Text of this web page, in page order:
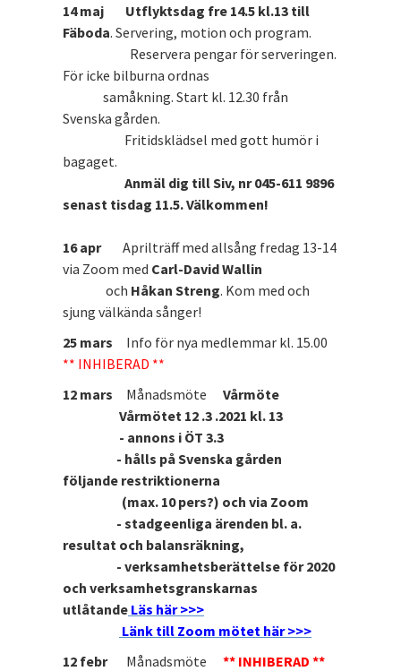
14 maj
Utflyktsdag fre 14.5 kl.13 till
Fäboda. Servering, motion och program.
Reservera pengar för serveringen.
För icke bilburna ordnas
samåkning. Start kl. 12.30 från
Svenska gården.
Fritidsklädsel med gott humör i
bagaget.
Anmäl dig till Siv, nr 045-611 9896
senast tisdag 11.5. Välkommen!
16 apr
Aprilträff med allsång fredag 13-14
via Zoom med Carl-David Wallin
och Håkan Streng. Kom med och
sjung välkända sånger!
25 mars
Info för nya medlemmar kl. 15.00
** INHIBERAD **
12 mars
Månadsmöte Vårmöte
Vårmötet 12 .3 .2021 kl. 13
- annons i ÖT 3.3
- hålls på Svenska gården
följande restriktionerna
(max. 10 pers?) och via Zoom
- stadgeenliga ärenden bl. a.
resultat och balansräkning,
- verksamhetsberättelse för 2020
och verksamhetsgranskarnas
utlåtande Läs här >>>
Länk till Zoom mötet här >>>
12 febr Månadsmöte
** INHIBERAD **